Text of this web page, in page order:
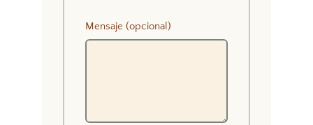
Mensaje (opcional)